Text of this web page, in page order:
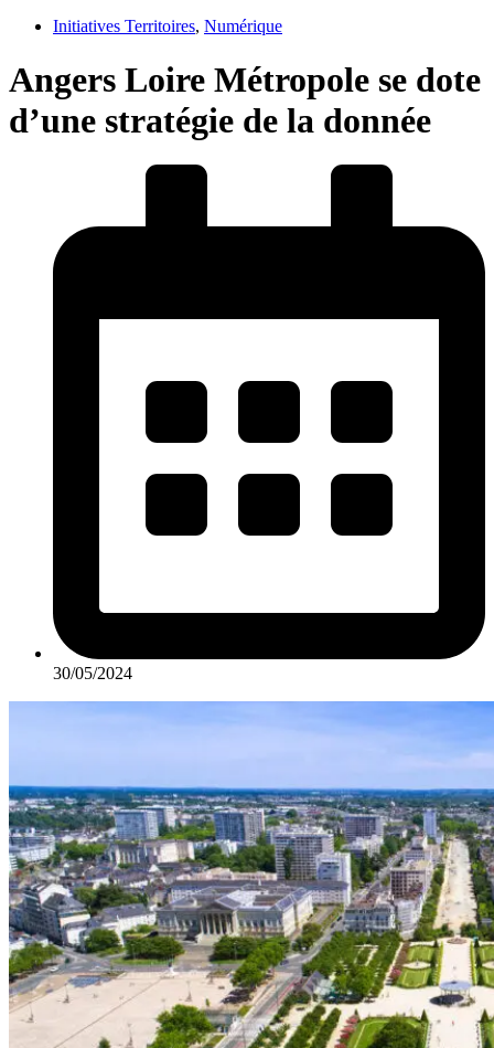
Initiatives Territoires, Numérique
Angers Loire Métropole se dote
d’une stratégie de la donnée
30/05/2024